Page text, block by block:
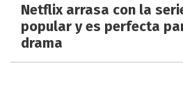
Netflix arrasa con la
popular y es perfecta
drama